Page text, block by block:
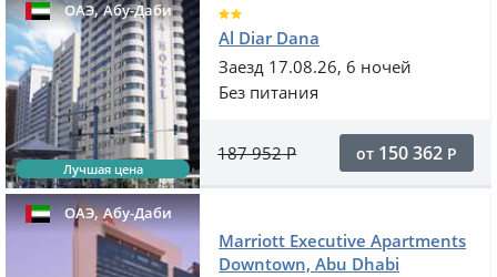
ОАЭ,Абу-Даби
Лучшая цена
Al Diar Dana
Заезд 17.08.26, 6 ночей
Без питания
187 952Р от 150 362 Р
ОАЭ,Абу-Даби
Marriott Executive Apartments
Downtown, Abu Dhabi